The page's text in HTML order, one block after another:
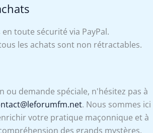
en toute sécurité via PayPal.
les achats sont non rétractables.
ou demande spéciale, n'hésitez pas à
. Nous sommes ici
votre pratique maçonnique et à
des grands mystères.